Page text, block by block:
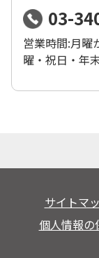
03-
営業時間:月曜
曜・祝日・年
サイトマ
個人情報の